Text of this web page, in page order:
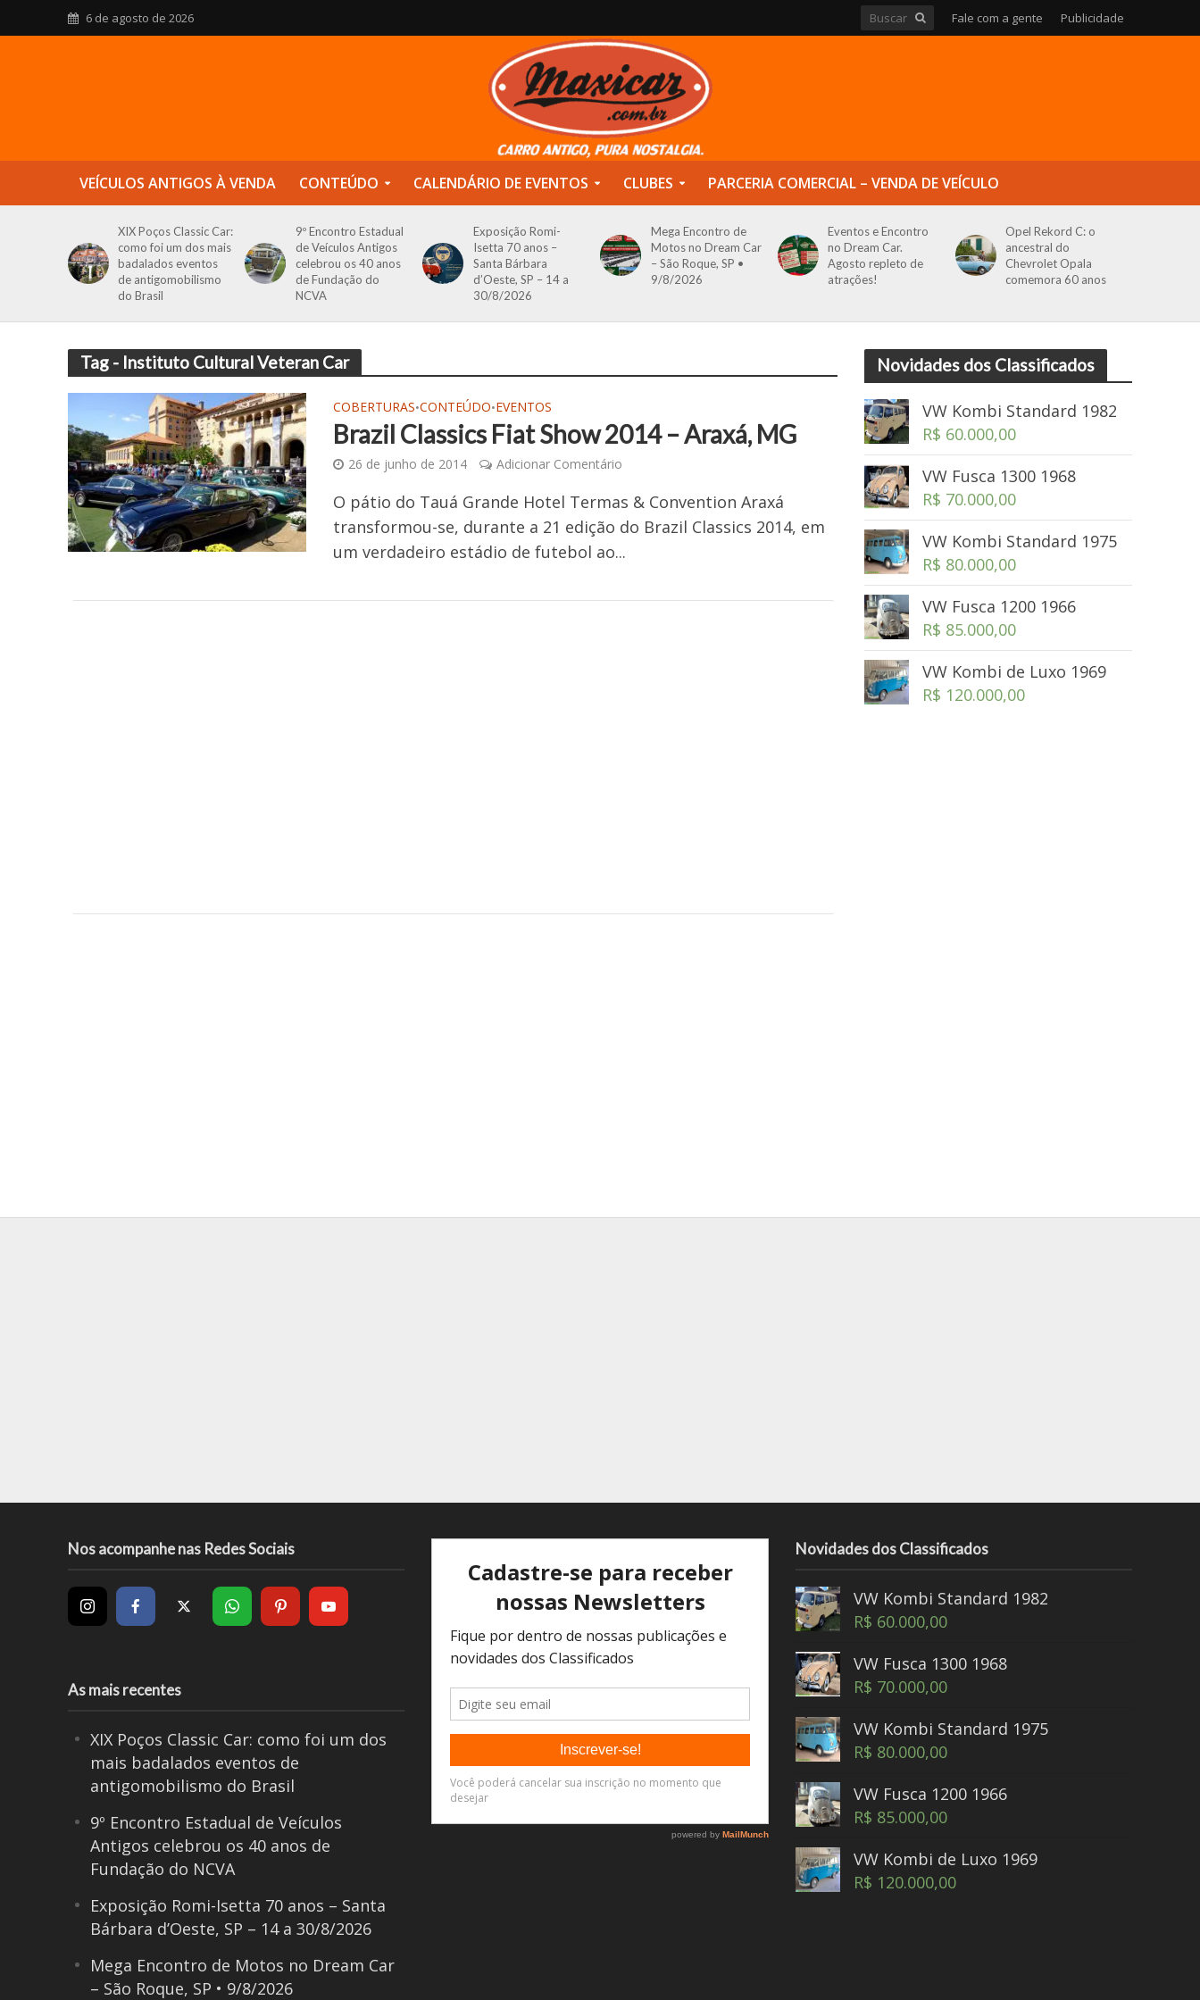
6 de agosto de 2026 Fale com a gente Publicidade
VEÍCULOS ANTIGOS À VENDA CONTEÚDO CALENDÁRIO DE EVENTOS CLUBES PARCERIA COMERCIAL – VENDA DE VEÍCULO
XIX Poços Classic Car:
como foi um dos mais
badalados eventos
de antigomobilismo
do Brasil
9º Encontro Estadual
de Veículos Antigos
celebrou os 40 anos
de Fundação do
NCVA
Exposição Romi-
Isetta 70 anos –
Santa Bárbara
d’Oeste, SP – 14 a
30/8/2026
Mega Encontro de
Motos no Dream Car
– São Roque, SP •
9/8/2026
Eventos e Encontro
no Dream Car.
Agosto repleto de
atrações!
Opel Rekord C: o
ancestral do
Chevrolet Opala
comemora 60 anos
Tag - Instituto Cultural Veteran Car
COBERTURAS•CONTEÚDO•EVENTOS
Brazil Classics Fiat Show 2014 – Araxá, MG
26 de junho de 2014 Adicionar Comentário
O pátio do Tauá Grande Hotel Termas & Convention Araxá
transformou-se, durante a 21 edição do Brazil Classics 2014, em
um verdadeiro estádio de futebol ao...
Novidades dos Classificados
VW Kombi Standard 1982
R$ 60.000,00
VW Fusca 1300 1968
R$ 70.000,00
VW Kombi Standard 1975
R$ 80.000,00
VW Fusca 1200 1966
R$ 85.000,00
VW Kombi de Luxo 1969
R$ 120.000,00
Nos acompanhe nas Redes Sociais
As mais recentes
XIX Poços Classic Car: como foi um dos
mais badalados eventos de
antigomobilismo do Brasil
9º Encontro Estadual de Veículos
Antigos celebrou os 40 anos de
Fundação do NCVA
Exposição Romi-Isetta 70 anos – Santa
Bárbara d’Oeste, SP – 14 a 30/8/2026
Mega Encontro de Motos no Dream Car
– São Roque, SP • 9/8/2026
Novidades dos Classificados
VW Kombi Standard 1982
R$ 60.000,00
VW Fusca 1300 1968
R$ 70.000,00
VW Kombi Standard 1975
R$ 80.000,00
VW Fusca 1200 1966
R$ 85.000,00
VW Kombi de Luxo 1969
R$ 120.000,00